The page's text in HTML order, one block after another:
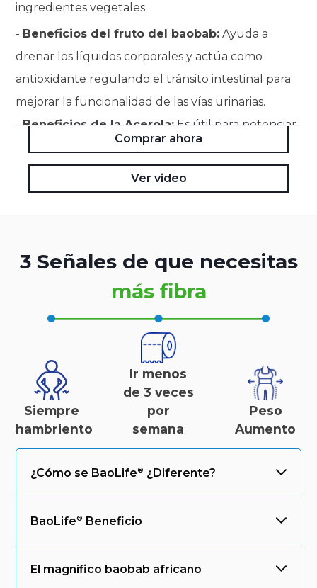
ingredientes vegetales.
- Beneficios del fruto del baobab: Ayuda a
drenar los líquidos corporales y actúa como
antioxidante regulando el tránsito intestinal para
mejorar la funcionalidad de las vías urinarias.
- Beneficios de la Acerola:Es útil para potenciar
las defensas naturales del organismo, favorecer la
acción reconstituyente y aportar propiedades
antioxidantes.
Comprar ahora
Ver video
3 Señales de que necesitas
más fibra
Siempre
hambriento
Ir menos
de 3 veces
por
semana
Peso
Aumento
¿Cómo se BaoLife ¿Diferente?
BaoLife Beneficio
El magnífico baobab africano